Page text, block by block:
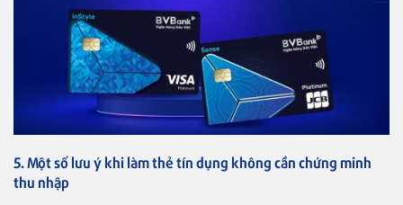
5. Một số lưu ý khi làm thẻ tín dụng không cần chứng minh
thu nhập